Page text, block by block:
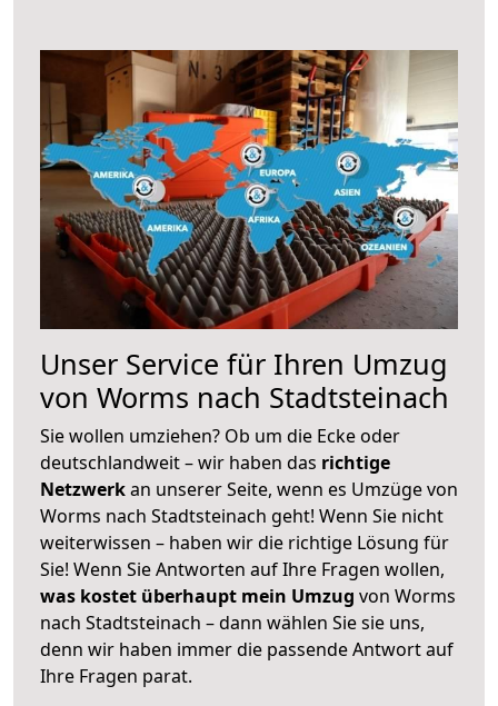
Unser Service für Ihren Umzug
von Worms nach Stadtsteinach
Sie wollen umziehen? Ob um die Ecke oder
deutschlandweit – wir haben das richtige
Netzwerkan unserer Seite, wenn es Umzüge von
Worms nach Stadtsteinach geht! Wenn Sie nicht
weiterwissen – haben wir die richtige Lösung für
Sie! Wenn Sie Antworten auf Ihre Fragen wollen,
was kostet überhaupt mein Umzug von Worms
nach Stadtsteinach – dann wählen Sie sie uns,
denn wir haben immer die passende Antwort auf
Ihre Fragen parat.